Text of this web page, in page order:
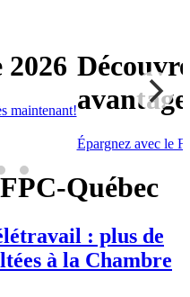
2026
maintenant!
Épargnez avec le
Québec
: plus de
à la Chambre